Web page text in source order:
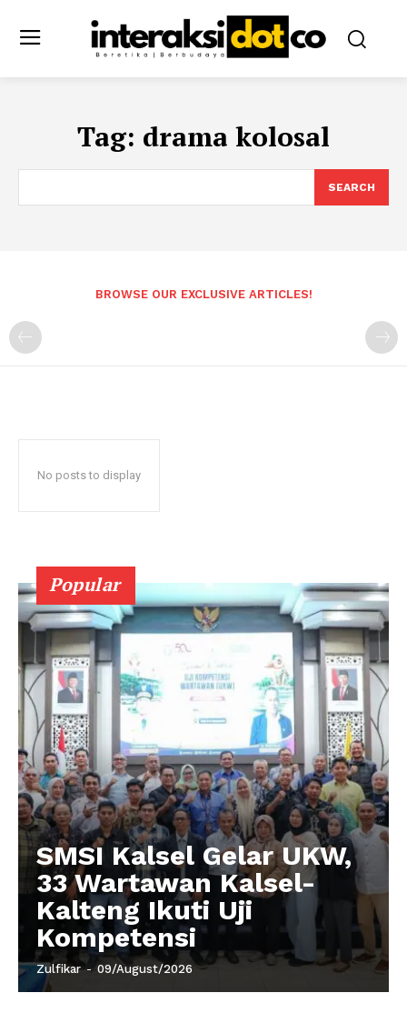
Tag: drama kolosal
SEARCH
BROWSE OUR EXCLUSIVE ARTICLES!
No posts to display
Popular
SMSI Kalsel Gelar UKW,
33 Wartawan Kalsel-
Kalteng Ikuti Uji
Kompetensi
Zulfikar - 09/August/2026